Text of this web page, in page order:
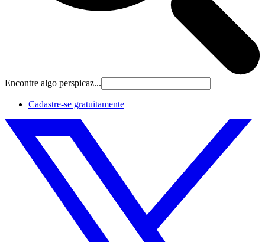
Encontre algo perspicaz...
Cadastre‐se gratuitamente